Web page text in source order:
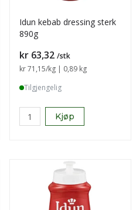
Idun kebab dressing sterk
890g
Pris
kr 63,32 /stk
Sammenligning pris
kr 71,15/kg | 0,89 kg
Tilgjengelig
Kjøp